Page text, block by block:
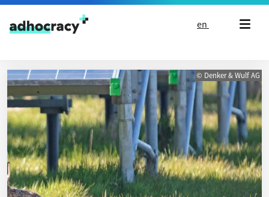
Skip to content
en
© Denker & Wulf AG